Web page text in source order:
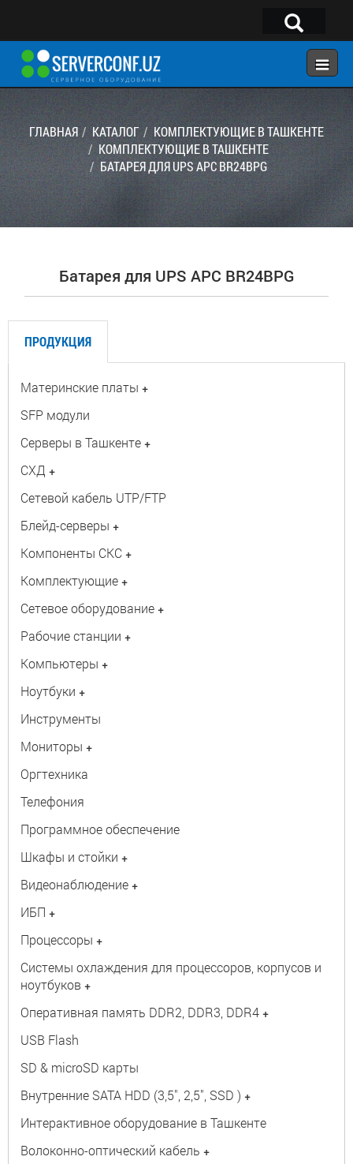
×
ГЛАВНАЯ
КОНФИГУРАТОР
КАТАЛОГ
Telegram:@serverconf_uz
Тел: (90) 932-18-00
ГЛАВНАЯ КАТАЛОГ
КОМПЛЕКТУЮЩИЕ В ТАШКЕНТЕ
КОМПЛЕКТУЮЩИЕ В ТАШКЕНТЕ
БАТАРЕЯ ДЛЯ UPS APC BR24BPG
Батарея для UPS APC BR24BPG
ПРОДУКЦИЯ
Материнские платы +
SFP модули
Серверы в Ташкенте +
СХД +
Сетевой кабель UTP/FTP
Блейд-серверы +
Компоненты СКС +
Комплектующие +
Сетевое оборудование +
Рабочие станции +
Компьютеры +
Ноутбуки +
Инструменты
Мониторы +
Оргтехника
Телефония
Программное обеспечение
Шкафы и стойки +
Видеонаблюдение +
ИБП +
Процессоры +
Системы охлаждения для процессоров, корпусов и
ноутбуков +
Оперативная память DDR2, DDR3, DDR4 +
USB Flash
SD & microSD карты
Внутренние SATA HDD (3,5", 2,5", SSD ) +
Интерактивное оборудование в Ташкенте
Волоконно-оптический кабель +